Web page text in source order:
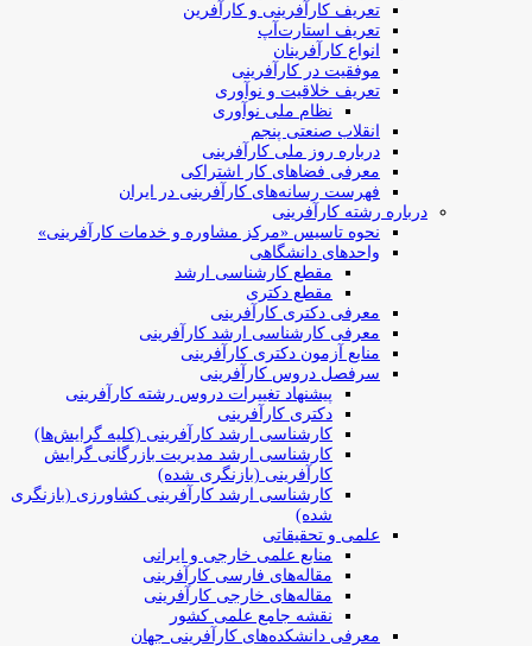
تعریف کارآفرینی و کارآفرین
تعریف استارت‌آپ
انواع کارآفرینان
موفقیت در کارآفرینی
تعریف خلاقیت و نوآوری
نظام ملی نوآوری
انقلاب صنعتی پنجم
درباره روز ملی کارآفرینی
معرفی فضاهای کار اشتراکی
فهرست رسانه‌های کارآفرینی در ایران
درباره رشته کارآفرینی
نحوه تاسیس «مرکز مشاوره و خدمات کارآفرینی»
واحدهای دانشگاهی
مقطع کارشناسی ارشد
مقطع دکتری
معرفی دکتری کارآفرینی
معرفی کارشناسی ارشد کارآفرینی
منابع آزمون دکتری کارآفرینی
سرفصل دروس کارآفرینی
پیشنهاد تغییرات دروس رشته کارآفرینی
دکتری کارآفرینی
کارشناسی ارشد کارآفرینی (کلیه گرایش‌ها)
کارشناسی ارشد مدیریت بازرگانی گرایش
کارآفرینی (بازنگری شده)
کارشناسی ارشد کارآفرینی کشاورزی (بازنگری
شده)
علمی و تحقیقاتی
منابع علمی خارجی و ایرانی
مقاله‌های فارسی کارآفرینی
مقاله‌های خارجی کارآفرینی
نقشه جامع علمی کشور
معرفی دانشکده‌های کارآفرینی جهان